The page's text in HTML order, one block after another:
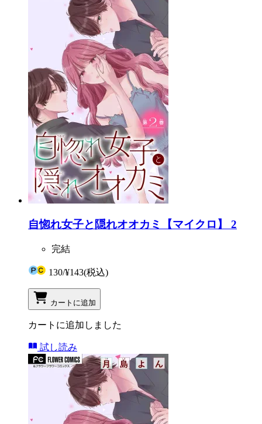
自惚れ女子と隠れオオカミ【マイクロ】 2
完結
130/¥143(税込)
カートに追加
カートに追加しました
試し読み